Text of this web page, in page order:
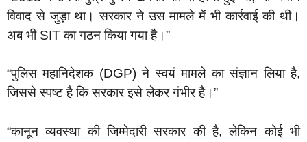
विवाद से जुड़ा था। सरकार ने उस मामले में भी कार्रवाई की थी।
अब भी SIT का गठन किया गया है।”
“पुलिस महानिदेशक (DGP) ने स्वयं मामले का संज्ञान लिया है,
जिससे स्पष्ट है कि सरकार इसे लेकर गंभीर है।”
“कानून व्यवस्था की जिम्मेदारी सरकार की है, लेकिन कोई भी